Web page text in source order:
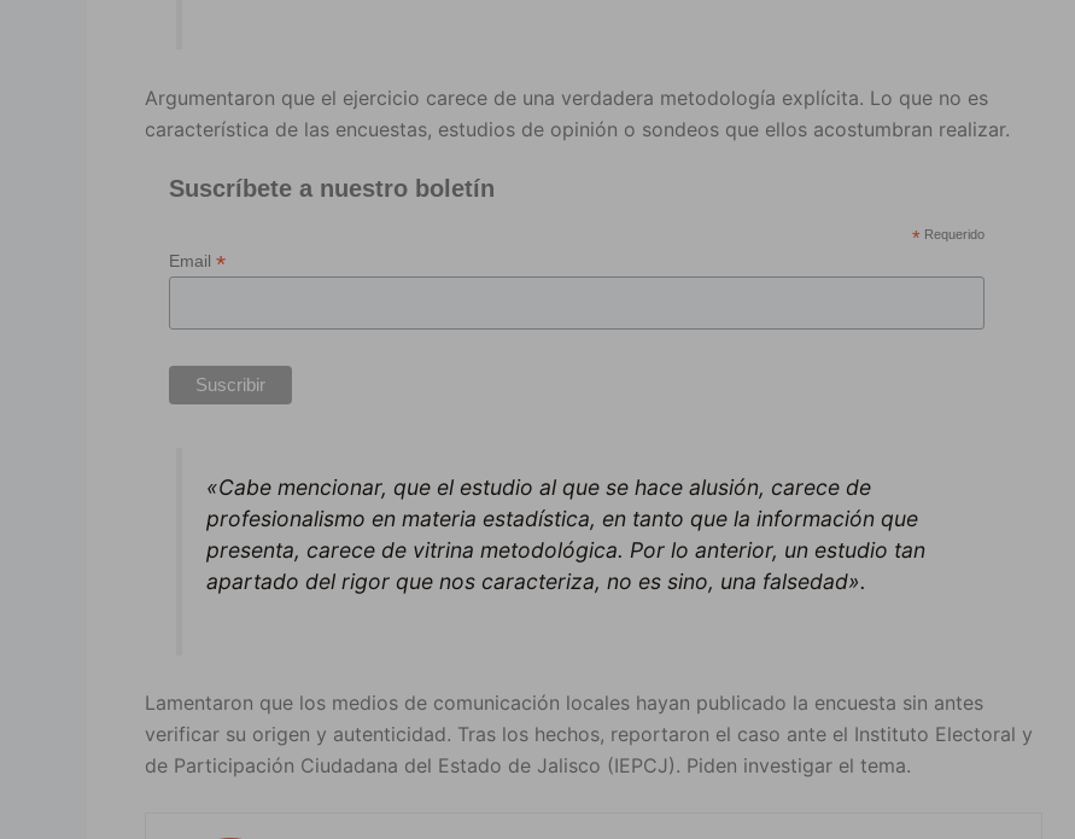
Argumentaron que el ejercicio carece de una verdadera metodología explícita. Lo que no es
característica de las encuestas, estudios de opinión o sondeos que ellos acostumbran realizar.
Suscríbete a nuestro boletín
* Requerido
Email *
«Cabe mencionar, que el estudio al que se hace alusión, carece de
profesionalismo en materia estadística, en tanto que la información que
presenta, carece de vitrina metodológica. Por lo anterior, un estudio tan
apartado del rigor que nos caracteriza, no es sino, una falsedad».
Lamentaron que los medios de comunicación locales hayan publicado la encuesta sin antes
verificar su origen y autenticidad. Tras los hechos, reportaron el caso ante el Instituto Electoral y
de Participación Ciudadana del Estado de Jalisco (IEPCJ). Piden investigar el tema.